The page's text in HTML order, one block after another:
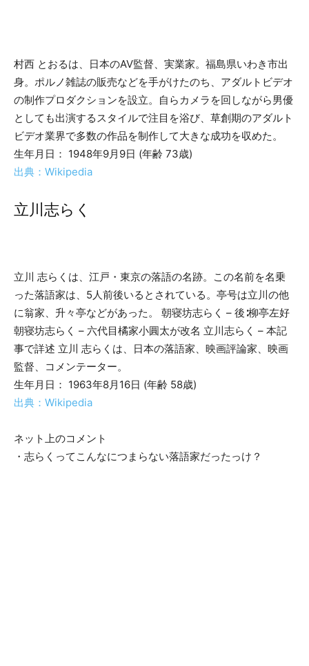
村西 とおるは、日本のAV監督、実業家。福島県いわき市出
身。ポルノ雑誌の販売などを手がけたのち、アダルトビデオ
の制作プロダクションを設立。自らカメラを回しながら男優
としても出演するスタイルで注目を浴び、草創期のアダルト
ビデオ業界で多数の作品を制作して大きな成功を収めた。
生年月日： 1948年9月9日 (年齢 73歳)
出典：Wikipedia
立川志らく
立川 志らくは、江戸・東京の落語の名跡。この名前を名乗
った落語家は、5人前後いるとされている。亭号は立川の他
に翁家、升々亭などがあった。 朝寝坊志らく – 後∶柳亭左好
朝寝坊志らく – 六代目橘家小圓太が改名 立川志らく – 本記
事で詳述 立川 志らくは、日本の落語家、映画評論家、映画
監督、コメンテーター。
生年月日： 1963年8月16日 (年齢 58歳)
出典：Wikipedia
ネット上のコメント
・志らくってこんなにつまらない落語家だったっけ？